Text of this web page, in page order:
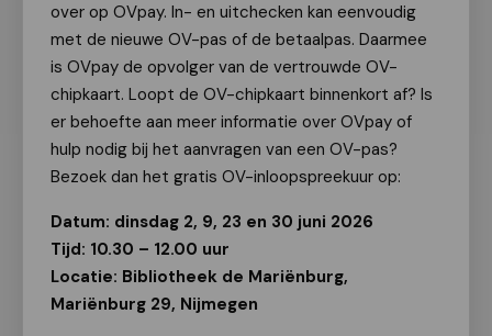
over op OVpay. In- en uitchecken kan eenvoudig
met de nieuwe OV-pas of de betaalpas. Daarmee
is OVpay de opvolger van de vertrouwde OV-
chipkaart. Loopt de OV-chipkaart binnenkort af? Is
er behoefte aan meer informatie over OVpay of
hulp nodig bij het aanvragen van een OV-pas?
Bezoek dan het gratis OV-inloopspreekuur op:
Datum: dinsdag 2, 9, 23 en 30 juni 2026
Tijd: 10.30 – 12.00 uur
Locatie: Bibliotheek de Mariënburg,
Mariënburg 29, Nijmegen